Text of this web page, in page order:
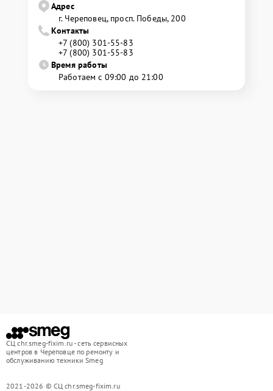
Адрес
г. Череповец, просп. Победы, 200
Контакты
+7 (800) 301-55-83
+7 (800) 301-55-83
Время работы
Работаем с 09:00 до 21:00
СЦ chr.smeg-fixim.ru - сеть сервисных
центров в Череповце по ремонту и
обслуживанию техники Smeg
2021-2026 © СЦ chr.smeg-fixim.ru